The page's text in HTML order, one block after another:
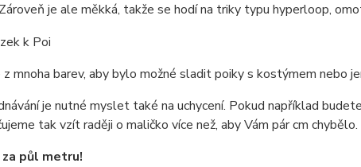
je ale měkká, takže se hodí na triky typu hyperloop,
mnoha barev, aby bylo možné sladit poiky s kostýmem nebo
je nutné myslet také na uchycení. Pokud například
tak vzít raději o maličko více než, aby Vám pár cm chybělo.
za půl metru!